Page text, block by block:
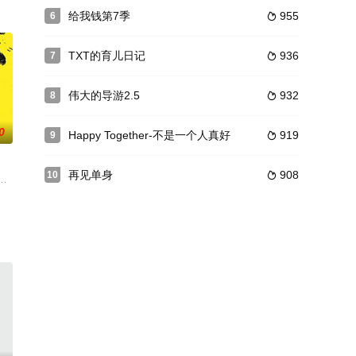
」のカードを選定。そ
标题相称的072名出演者作为场上的胜负师展开了激烈
逃脱》将于下月17日开始播出第二季，成员为上一季原班人马，姜虎东、金
6  955
给我钱第7季
7  936
TXT的育儿日记
8  932
伟大的导游2.5
9  919
Happy Together-不是一个人真好
10  908
再见单身